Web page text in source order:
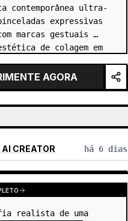
contemporânea ultra-
expressivas
marcas gestuais
de colagem em
formas
e sobreposições
AGORA
AI CREATOR há 6 dias